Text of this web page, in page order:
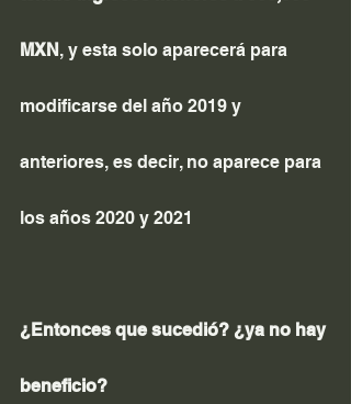
MXN, y esta solo aparecerá para
modificarse del año 2019 y
anteriores, es decir, no aparece para
los años 2020 y 2021
¿Entonces que sucedió? ¿ya no hay
beneficio?